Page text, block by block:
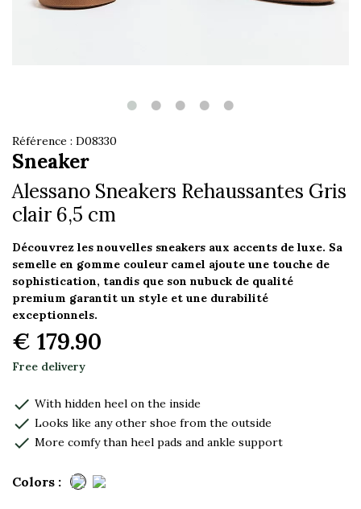
Référence : D08330
Sneaker
Alessano Sneakers Rehaussantes Gris
clair 6,5 cm
Découvrez les nouvelles sneakers aux accents de luxe. Sa
semelle en gomme couleur camel ajoute une touche de
sophistication, tandis que son nubuck de qualité
premium garantit un style et une durabilité
exceptionnels.
€ 179.90
Free delivery
check With hidden heel on the inside
check Looks like any other shoe from the outside
check More comfy than heel pads and ankle support
Colors :